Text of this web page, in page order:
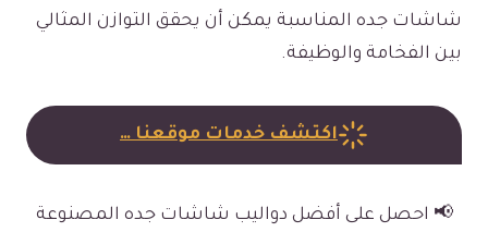
شاشات جده المناسبة يمكن أن يحقق التوازن المثالي
بين الفخامة والوظيفة.
اكتشف خدمات موقعنا …
📢 احصل على أفضل دواليب شاشات جده المصنوعة